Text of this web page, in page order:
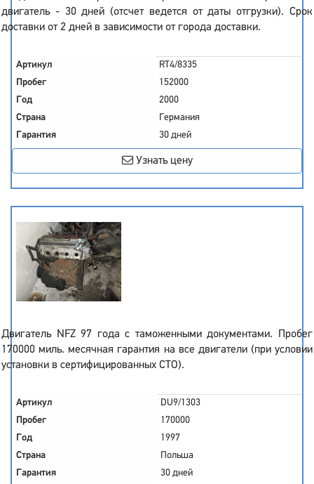
двигатель - 30 дней (отсчет ведется от даты отгрузки). Срок
доставки от 2 дней в зависимости от города доставки.
Артикул
RT4/8335
Пробег
152000
Год
2000
Страна
Германия
Гарантия
30 дней
Узнать цену
Двигатель NFZ 97 года с таможенными документами. Пробег
170000 миль. месячная гарантия на все двигатели (при условии
установки в сертифицированных СТО).
Артикул
DU9/1303
Пробег
170000
Год
1997
Страна
Польша
Гарантия
30 дней